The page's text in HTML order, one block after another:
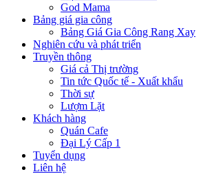
God Mama
Bảng giá gia công
Bảng Giá Gia Công Rang Xay
Nghiên cứu và phát triển
Truyền thông
Giá cả Thị trường
Tin tức Quốc tế - Xuất khẩu
Thời sự
Lượm Lặt
Khách hàng
Quán Cafe
Đại Lý Cấp 1
Tuyển dụng
Liên hệ